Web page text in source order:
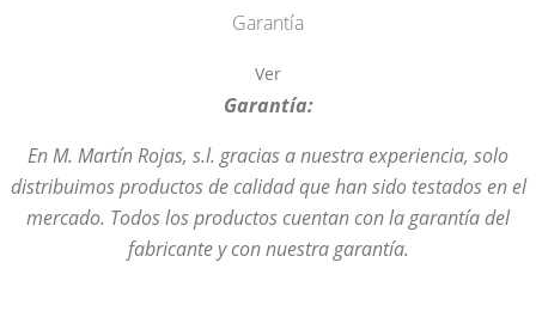
Garantía
Ver
Garantía:
En M. Martín Rojas, s.l. gracias a nuestra experiencia, solo
distribuimos productos de calidad que han sido testados en el
mercado. Todos los productos cuentan con la garantía del
fabricante y con nuestra garantía.